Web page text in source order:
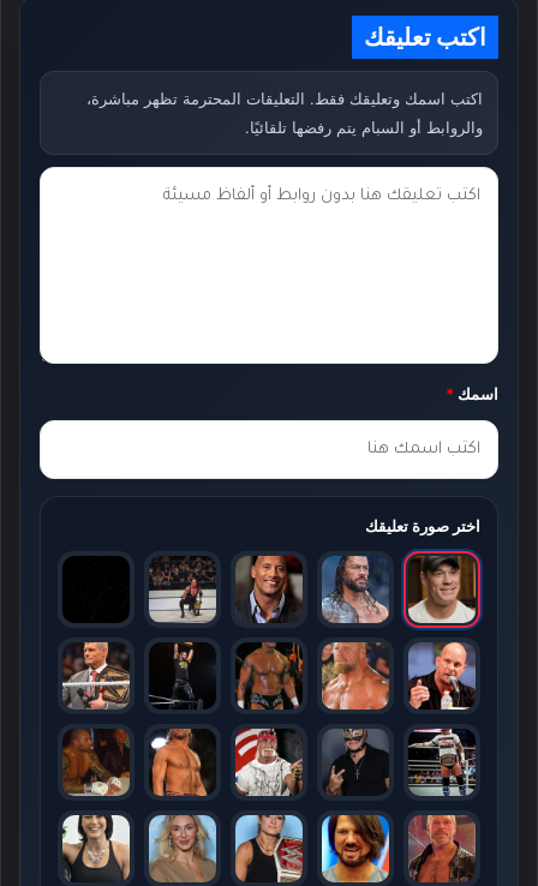
اكتب تعليقك
اكتب اسمك وتعليقك فقط. التعليقات المحترمة تظهر مباشرة،
والروابط أو السبام يتم رفضها تلقائيًا.
ت
ك
*
اسمك *
اختر صورة تعليقك